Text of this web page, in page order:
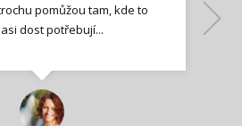
pomůžou tam, kde to
dost potřebují...
Jana T.
Ilona M.
Lenka K.
zpráva
Perháčová
Lenka K.